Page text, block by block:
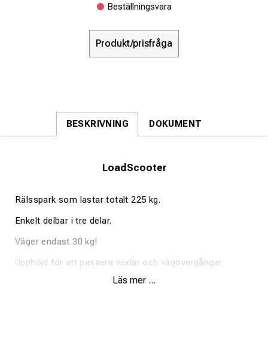
Beställningsvara
Produkt/prisfråga
BESKRIVNING DOKUMENT
LoadScooter
Rälsspark som lastar totalt 225 kg.
Enkelt delbar i tre delar.
Väger endast 30 kg!
Upphöjd för att passera växlar och vägövergångar.
Läs mer ...